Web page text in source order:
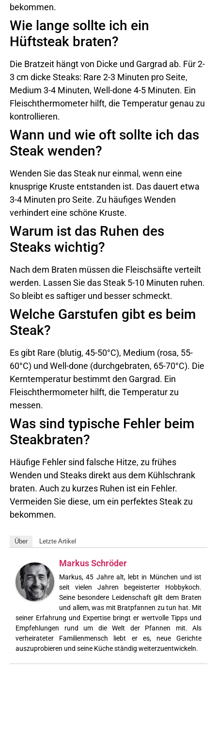
bekommen.
Wie lange sollte ich ein
Hüftsteak braten?
Die Bratzeit hängt von Dicke und Gargrad ab. Für 2-
3 cm dicke Steaks: Rare 2-3 Minuten pro Seite,
Medium 3-4 Minuten, Well-done 4-5 Minuten. Ein
Fleischthermometer hilft, die Temperatur genau zu
kontrollieren.
Wann und wie oft sollte ich das
Steak wenden?
Wenden Sie das Steak nur einmal, wenn eine
knusprige Kruste entstanden ist. Das dauert etwa
3-4 Minuten pro Seite. Zu häufiges Wenden
verhindert eine schöne Kruste.
Warum ist das Ruhen des
Steaks wichtig?
Nach dem Braten müssen die Fleischsäfte verteilt
werden. Lassen Sie das Steak 5-10 Minuten ruhen.
So bleibt es saftiger und besser schmeckt.
Welche Garstufen gibt es beim
Steak?
Es gibt Rare (blutig, 45-50°C), Medium (rosa, 55-
60°C) und Well-done (durchgebraten, 65-70°C). Die
Kerntemperatur bestimmt den Gargrad. Ein
Fleischthermometer hilft, die Temperatur zu
messen.
Was sind typische Fehler beim
Steakbraten?
Häufige Fehler sind falsche Hitze, zu frühes
Wenden und Steaks direkt aus dem Kühlschrank
braten. Auch zu kurzes Ruhen ist ein Fehler.
Vermeiden Sie diese, um ein perfektes Steak zu
bekommen.
Über Letzte Artikel
Markus Schröder
Markus, 45 Jahre alt, lebt in München und ist
seit vielen Jahren begeisterter Hobbykoch.
Seine besondere Leidenschaft gilt dem Braten
und allem, was mit Bratpfannen zu tun hat. Mit
seiner Erfahrung und Expertise bringt er wertvolle Tipps und
Empfehlungen rund um die Welt der Pfannen mit. Als
verheirateter Familienmensch liebt er es, neue Gerichte
auszuprobieren und seine Küche ständig weiterzuentwickeln.